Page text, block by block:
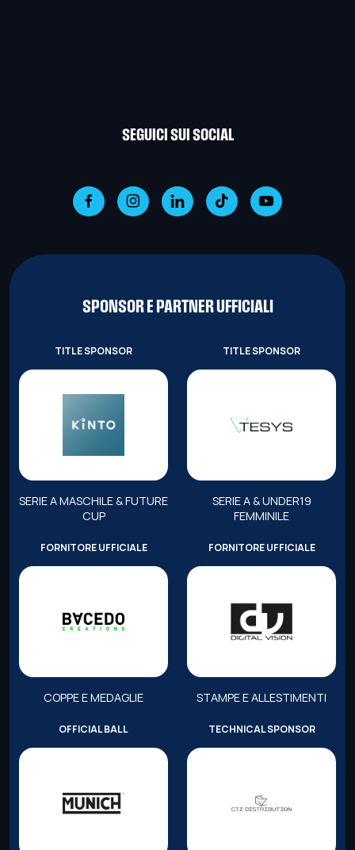
SEGUICI SUI SOCIAL
SPONSOR E PARTNER UFFICIALI
TITLE SPONSOR
SERIE A MASCHILE & FUTURE
CUP
TITLE SPONSOR
SERIE A & UNDER19
FEMMINILE
FORNITORE UFFICIALE
COPPE E MEDAGLIE
FORNITORE UFFICIALE
STAMPE E ALLESTIMENTI
OFFICIAL BALL TECHNICAL SPONSOR